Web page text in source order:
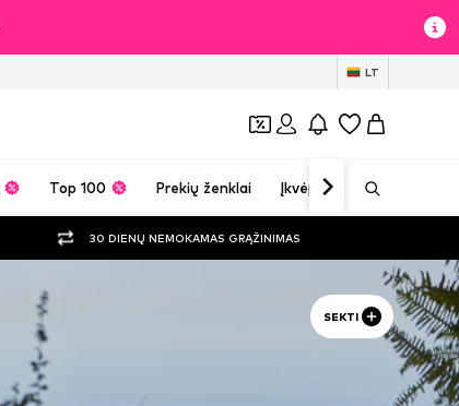
LT
Top 100 Prekių ženklai Įkvėpimas
30 DIENŲ NEMOKAMAS GRĄŽINIMAS
SEKTI